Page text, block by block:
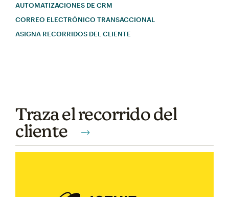
AUTOMATIZACIONES DE CRM
CORREO ELECTRÓNICO TRANSACCIONAL
ASIGNA RECORRIDOS DEL CLIENTE
Traza el recorrido del
cliente